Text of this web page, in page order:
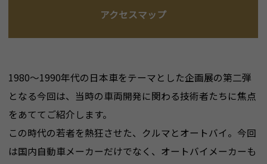
アクセスマップ
1980～1990年代の日本車をテーマとした企画展の第二弾
となる今回は、当時の車両開発に関わる技術者たちに焦点
をあててご紹介します。
この時代の若者を熱狂させた、クルマとオートバイ。今回
は国内自動車メーカーだけでなく、オートバイメーカーも